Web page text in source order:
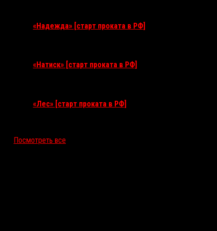
«Надежда» [старт проката в РФ]
«Натиск» [старт проката в РФ]
«Лес» [старт проката в РФ]
Посмотреть все